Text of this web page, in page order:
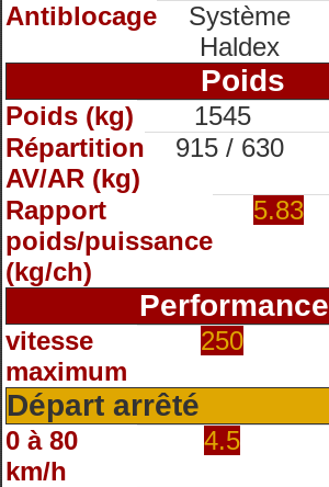
Antiblocage
Système
Haldex
Poids
Poids (kg) 1545
Répartition
AV/AR (kg)
915 / 630
Rapport
poids/puissance
(kg/ch)
5.83
vitesse
maximum
250
Départ arrêté
0 à 80
km/h
4.5